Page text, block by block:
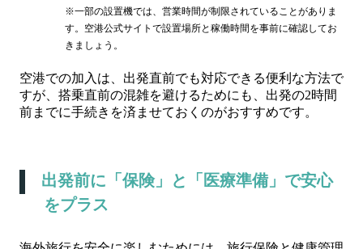
※一部の設置機では、営業時間が制限されていることがありま
す。空港公式サイトで設置場所と稼働時間を事前に確認してお
きましょう。
空港での加入は、出発直前でも対応できる便利な方法で
すが、搭乗直前の混雑を避けるためにも、出発の2時間
前までに手続きを済ませておくのがおすすめです。
出発前に「保険」と「医療準備」で安心
をプラス